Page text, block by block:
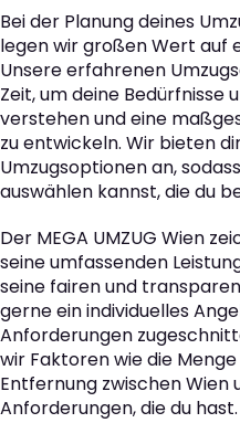
Bei der Planung deines
legen wir großen Wert auf
Unsere erfahrenen
Zeit, um deine Bedürfnisse
verstehen und eine
zu entwickeln. Wir bieten
Umzugsoptionen an,
auswählen kannst, die du
Der MEGA UMZUG Wien
seine umfassenden
seine fairen und
gerne ein individuelles
Anforderungen
wir Faktoren wie die
Entfernung zwischen Wien
Anforderungen, die du hast.